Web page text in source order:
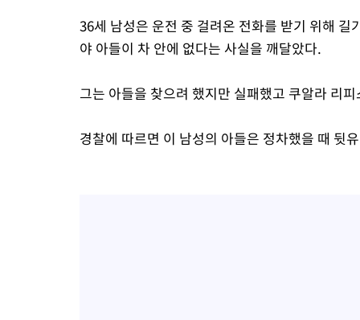
36세 남성은 운전 중 걸려온 전화를 받기 위해
야 아들이 차 안에 없다는 사실을 깨달았다.
그는 아들을 찾으려 했지만 실패했고 쿠알라 리
경찰에 따르면 이 남성의 아들은 정차했을 때 뒷